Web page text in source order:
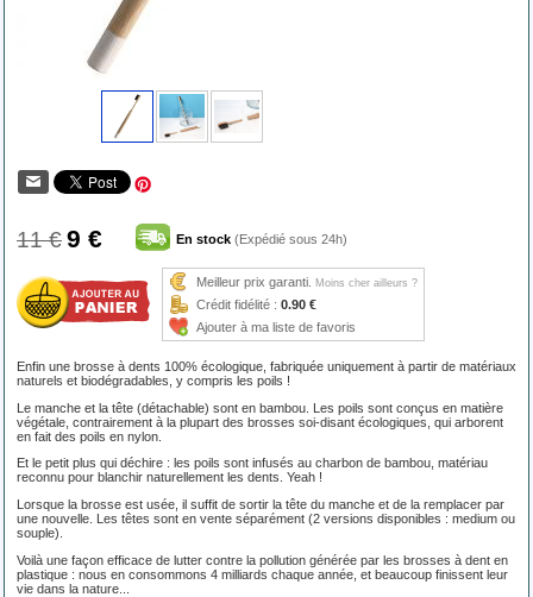
11 €9 € En stock (Expédié sous 24h)
Meilleur prix garanti. Moins cher ailleurs ?
Crédit fidélité : 0.90 €
Ajouter à ma liste de favoris
Enfin une brosse à dents 100% écologique, fabriquée uniquement à partir de matériaux
naturels et biodégradables, y compris les poils !
Le manche et la tête (détachable) sont en bambou. Les poils sont conçus en matière
végétale, contrairement à la plupart des brosses soi-disant écologiques, qui arborent
en fait des poils en nylon.
Et le petit plus qui déchire : les poils sont infusés au charbon de bambou, matériau
reconnu pour blanchir naturellement les dents. Yeah !
Lorsque la brosse est usée, il suffit de sortir la tête du manche et de la remplacer par
une nouvelle. Les têtes sont en vente séparément (2 versions disponibles : medium ou
souple).
Voilà une façon efficace de lutter contre la pollution générée par les brosses à dent en
plastique : nous en consommons 4 milliards chaque année, et beaucoup finissent leur
vie dans la nature...